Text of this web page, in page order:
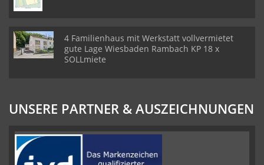
4 Familienhaus mit Werkstatt vollvermietet
gute Lage Wiesbaden Rambach KP 18 x
SOLLmiete
UNSERE PARTNER & AUSZEICHNUNGEN